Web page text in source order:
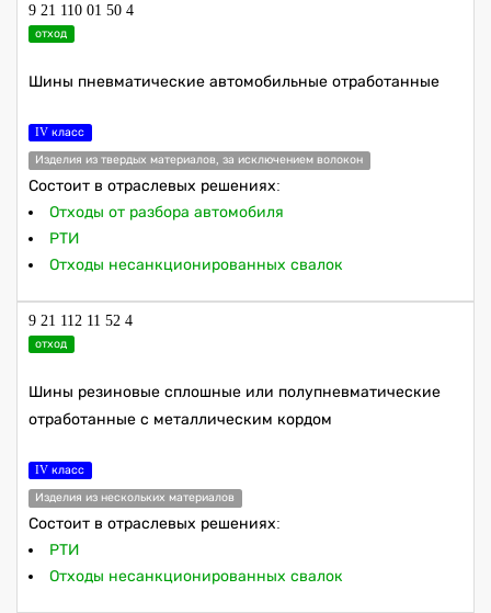
9 21 110 01 50 4
отход
Шины пневматические автомобильные отработанные
IV класс
Изделия из твердых материалов, за исключением волокон
Состоит в отраслевых решениях:
Отходы от разбора автомобиля
РТИ
Отходы несанкционированных свалок
9 21 112 11 52 4
отход
Шины резиновые сплошные или полупневматические
отработанные с металлическим кордом
IV класс
Изделия из нескольких материалов
Состоит в отраслевых решениях:
РТИ
Отходы несанкционированных свалок